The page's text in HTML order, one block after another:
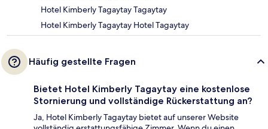
Hotel Kimberly Tagaytay Tagaytay
Hotel Kimberly Tagaytay Hotel Tagaytay
Häufig gestellte Fragen
Bietet Hotel Kimberly Tagaytay eine kostenlose
Stornierung und vollständige Rückerstattung an?
Ja, Hotel Kimberly Tagaytay bietet auf unserer Website